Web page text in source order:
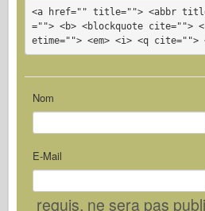
<a href="" title=""> <abbr
=""> <b> <blockquote cite="">
etime=""> <em> <i> <q cite="">
Nom
E-Mail
requis, ne sera pas